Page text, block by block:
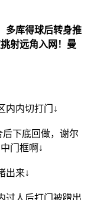
多库得球后转身推
射远角入网！曼
内内切打门↓
下底回做，谢尔
门框啊↓
出来↓
过人后打门被蹭出